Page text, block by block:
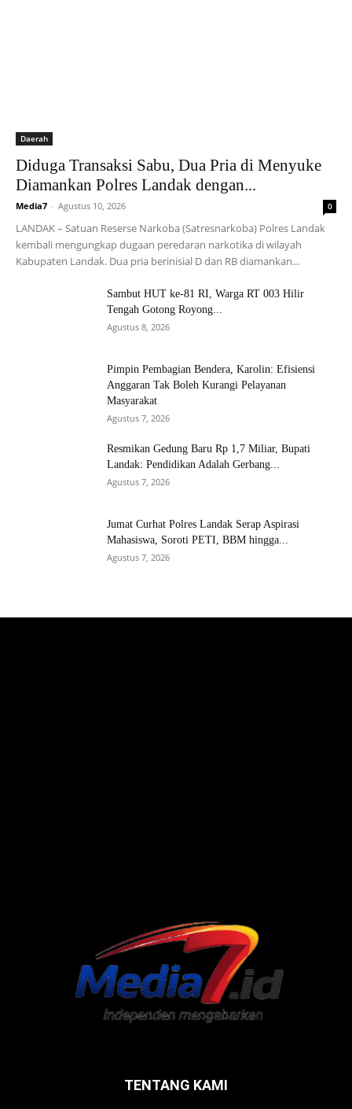
Daerah
Diduga Transaksi Sabu, Dua Pria di Menyuke
Diamankan Polres Landak dengan...
Media7 - Agustus 10, 2026 0
LANDAK – Satuan Reserse Narkoba (Satresnarkoba) Polres Landak
kembali mengungkap dugaan peredaran narkotika di wilayah
Kabupaten Landak. Dua pria berinisial D dan RB diamankan...
Sambut HUT ke-81 RI, Warga RT 003 Hilir
Tengah Gotong Royong...
Agustus 8, 2026
Pimpin Pembagian Bendera, Karolin: Efisiensi
Anggaran Tak Boleh Kurangi Pelayanan
Masyarakat
Agustus 7, 2026
Resmikan Gedung Baru Rp 1,7 Miliar, Bupati
Landak: Pendidikan Adalah Gerbang...
Agustus 7, 2026
Jumat Curhat Polres Landak Serap Aspirasi
Mahasiswa, Soroti PETI, BBM hingga...
Agustus 7, 2026
TENTANG KAMI